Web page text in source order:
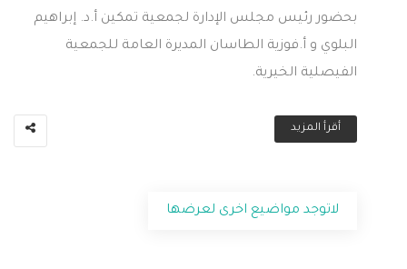
بحضور رئيس مجلس الإدارة لجمعية تمكين أ.د. إبراهيم
البلوي و أ.فوزية الطاسان المديرة العامة للجمعية
الفيصلية الخيرية.
أقرأ المزيد
لاتوجد مواضيع اخرى لعرضها